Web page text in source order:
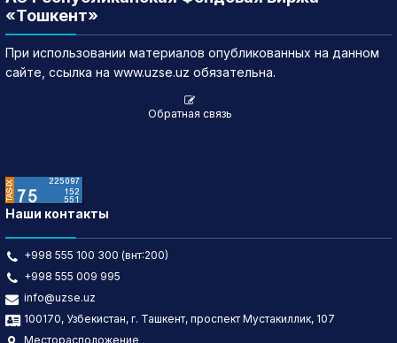
«Тошкент»
При использовании материалов опубликованных на данном
сайте, ссылка на www.uzse.uz обязательна.
Обратная связь
Наши контакты
+998 555 100 300 (внт:200)
+998 555 009 995
info@uzse.uz
100170, Узбекистан, г. Ташкент, проспект Мустакиллик, 107
Месторасположение